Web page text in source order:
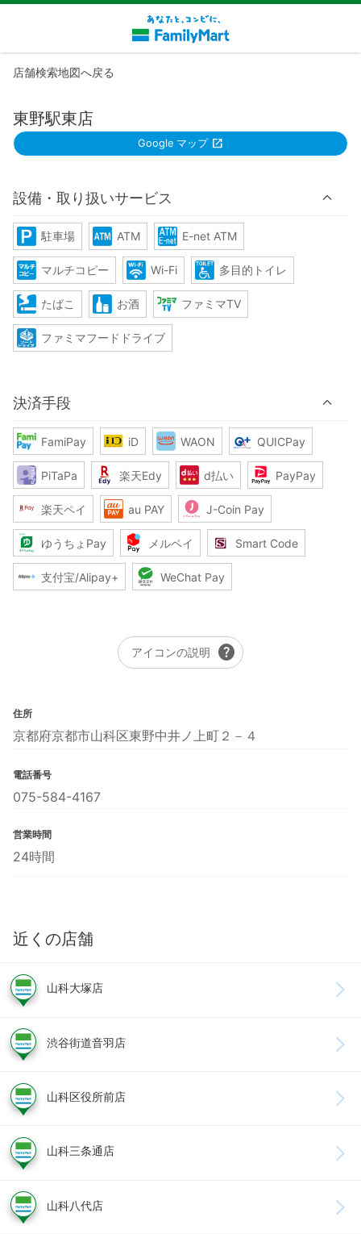
店舗検索地図へ戻る
東野駅東店
Google マップ
設備・取り扱いサービス
駐車場 ATM E-net ATM
マルチコピー Wi-Fi 多目的トイレ
たばこ お酒 ファミマTV
ファミマフードドライブ
決済手段
FamiPay iD WAON QUICPay
PiTaPa 楽天Edy d払い PayPay
楽天ペイ au PAY J-Coin Pay
ゆうちょPay メルペイ Smart Code
支付宝/Alipay+ WeChat Pay
アイコンの説明 help
住所
京都府京都市山科区東野中井ノ上町２－４
電話番号
075-584-4167
営業時間
24時間
近くの店舗
山科大塚店
渋谷街道音羽店
山科区役所前店
山科三条通店
山科八代店